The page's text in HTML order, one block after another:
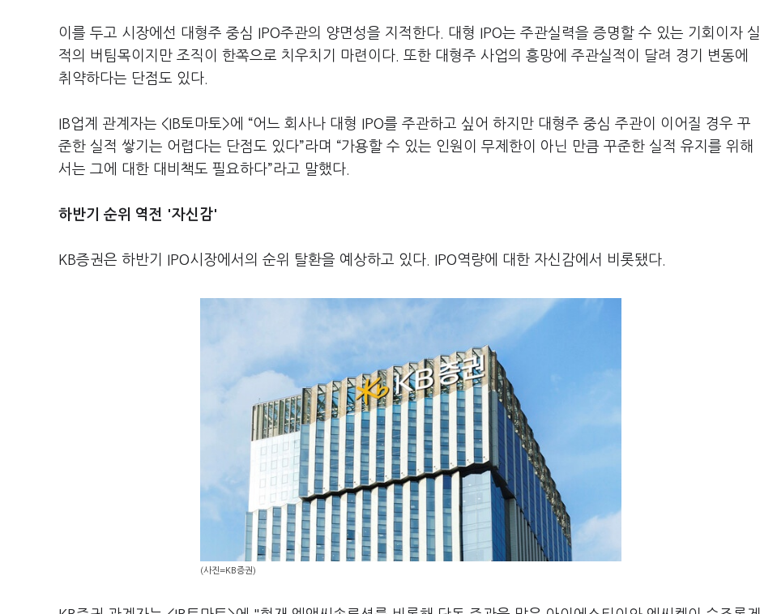
이를 두고 시장에선 대형주 중심 IPO주관의 양면성을 지적한다. 대형 IPO는 주관실력을 증명할 수 있는 기회이자 실
적의 버팀목이지만 조직이 한쪽으로 치우치기 마련이다. 또한 대형주 사업의 흥망에 주관실적이 달려 경기 변동에
취약하다는 단점도 있다.
IB업계 관계자는 <IB토마토>에 “어느 회사나 대형 IPO를 주관하고 싶어 하지만 대형주 중심 주관이 이어질 경우 꾸
준한 실적 쌓기는 어렵다는 단점도 있다”라며 “가용할 수 있는 인원이 무제한이 아닌 만큼 꾸준한 실적 유지를 위해
서는 그에 대한 대비책도 필요하다”라고 말했다.
하반기 순위 역전 '자신감'
KB증권은 하반기 IPO시장에서의 순위 탈환을 예상하고 있다. IPO역량에 대한 자신감에서 비롯됐다.
(사진=KB증권)